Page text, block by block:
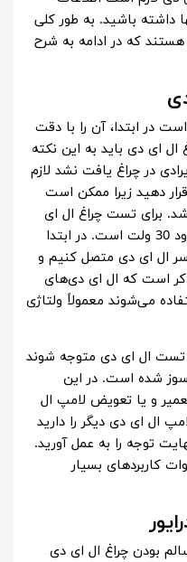
باشید. به طور کلی
هستند که در ادامه به شرح
در ابتدا، آن را با دقت
ال ای دی باید به این نکته
در چراغ یافت نشد لازم
دهید زیرا ممکن است
برای تست چراغ ال ای
دی نیاز به یک منبع تغذیه DC حدود 30 ولت است. در ابتدا
را به دو سر ال ای دی متصل کنیم و
است که ال ای دی‌های
می‌شوند معمولاً ولتاژی
تست ال ای دی متوجه شوند
شده است. در این
و یا تعویض لامپ ال
ال ای دی دیگر را دارید
توجه را به عمل آورید.
برای مثال ال ای دی‌هایی 30 و 50 وات کاربردهای بسیار
بودن چراغ ال ای دی